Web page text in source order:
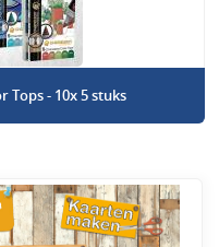
Tops - 10x 5 stuks